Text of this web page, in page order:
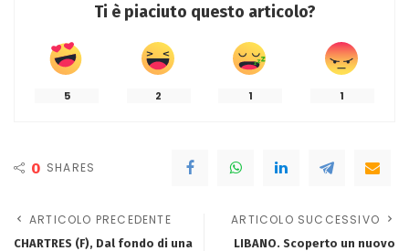
Ti è piaciuto questo articolo?
5 2 1 1
0 SHARES
ARTICOLO PRECEDENTE
CHARTRES (F), Dal fondo di una
ARTICOLO SUCCESSIVO
LIBANO. Scoperto un nuovo